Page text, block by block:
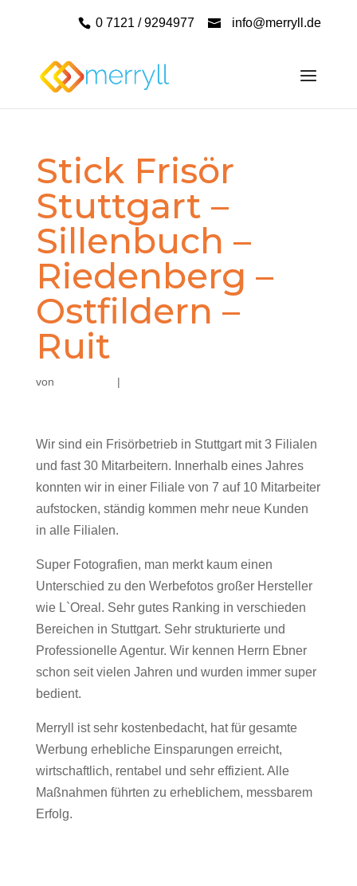
0 7121 / 9294977 info@merryll.de
Stick Frisör
Stuttgart –
Sillenbuch –
Riedenberg –
Ostfildern –
Ruit
von |
Wir sind ein Frisörbetrieb in Stuttgart mit 3 Filialen
und fast 30 Mitarbeitern. Innerhalb eines Jahres
konnten wir in einer Filiale von 7 auf 10 Mitarbeiter
aufstocken, ständig kommen mehr neue Kunden
in alle Filialen.
Super Fotografien, man merkt kaum einen
Unterschied zu den Werbefotos großer Hersteller
wie L`Oreal. Sehr gutes Ranking in verschieden
Bereichen in Stuttgart. Sehr strukturierte und
Professionelle Agentur. Wir kennen Herrn Ebner
schon seit vielen Jahren und wurden immer super
bedient.
Merryll ist sehr kostenbedacht, hat für gesamte
Werbung erhebliche Einsparungen erreicht,
wirtschaftlich, rentabel und sehr effizient. Alle
Maßnahmen führten zu erheblichem, messbarem
Erfolg.